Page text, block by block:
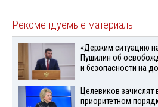
Рекомендуемые материалы
«Держим ситуацию
Пушилин об
и безопасности на
Целевиков зачислят
приоритетном